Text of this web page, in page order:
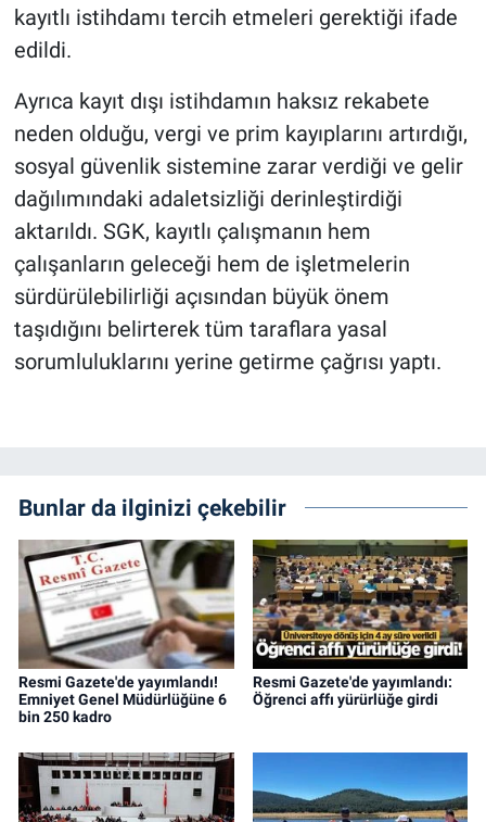
kayıtlı istihdamı tercih etmeleri gerektiği ifade
edildi.
Ayrıca kayıt dışı istihdamın haksız rekabete
neden olduğu, vergi ve prim kayıplarını artırdığı,
sosyal güvenlik sistemine zarar verdiği ve gelir
dağılımındaki adaletsizliği derinleştirdiği
aktarıldı. SGK, kayıtlı çalışmanın hem
çalışanların geleceği hem de işletmelerin
sürdürülebilirliği açısından büyük önem
taşıdığını belirterek tüm taraflara yasal
sorumluluklarını yerine getirme çağrısı yaptı.
Bunlar da ilginizi çekebilir
Resmi Gazete'de yayımlandı!
Emniyet Genel Müdürlüğüne 6
bin 250 kadro
Resmi Gazete'de yayımlandı:
Öğrenci affı yürürlüğe girdi